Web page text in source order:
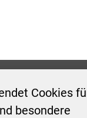
Cookies
besondere